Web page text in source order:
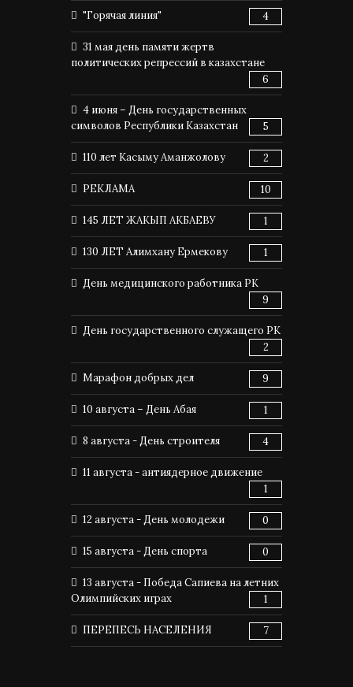
"Горячая линия" 4
31 мая день памяти жертв
политических репрессий в казахстане
6
4 июня – День государственных
символов Республики Казахстан
5
110 лет Касыму Аманжолову 2
РЕКЛАМА 10
145 ЛЕТ ЖАКЫП АКБАЕВУ 1
130 ЛЕТ Алимхану Ермекову 1
День медицинского работника РК
9
День государственного служащего РК
2
Марафон добрых дел 9
10 августа – День Абая 1
8 августа - День строителя 4
11 августа - антиядерное движение
1
12 августа - День молодежи 0
15 августа - День спорта 0
13 августа - Победа Сапиева на летних
Олимпийских играх
1
ПЕРЕПЕСЬ НАСЕЛЕНИЯ 7